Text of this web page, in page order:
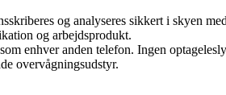
og analyseres sikkert i skyen
og arbejdsprodukt.
enhver anden telefon. Ingen
overvågningsudstyr.